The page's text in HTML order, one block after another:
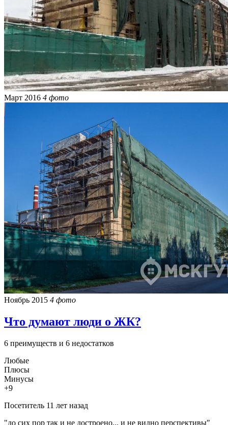
Март 2016 4 фото
Ноябрь 2015 4 фото
Что думают люди о ЖК?
6 преимуществ и 6 недостатков
Любые
Плюсы
Минусы
+9
Посетитель 11 лет назад
"до сих пор так и не достроено... и не видно перспективы"